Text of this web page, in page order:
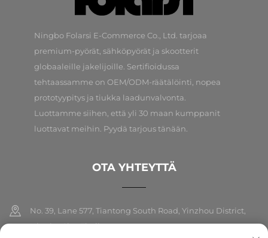
Ningbo Folarsi E-Commerce Co., Ltd. tarjoaa
premium-pyörät, sähköpyörät ja skootterit
globaaleille jakelijoille. Sertifioidussa
tehtaassamme on OEM/ODM-räätälöinti, nopea
prototyypitys ja tiukka laadunvalvonta.
Luottamme siihen, että yli 30 maan kumppanit
luottavat meihin. Pyydä tarjous tänään.
OTA YHTEYTTÄ
No. 39, Lane 577, Tiantong South Road, Yinzhou District,
Ningbo City, Zhejiang